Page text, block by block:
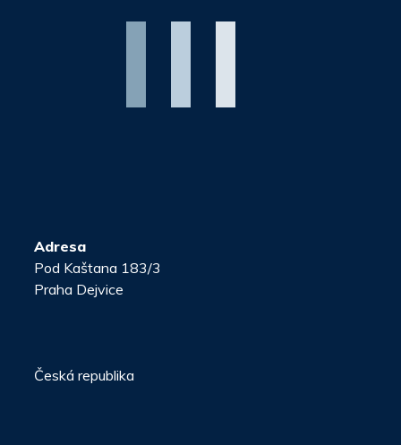
Adresa
Pod Kaštana 183/3
Praha Dejvice
Česká republika